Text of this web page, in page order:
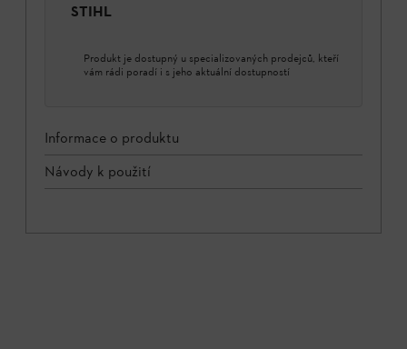
STIHL
Produkt je dostupný u specializovaných prodejců, kteří
vám rádi poradí i s jeho aktuální dostupností
Informace o produktu
Návody k použití